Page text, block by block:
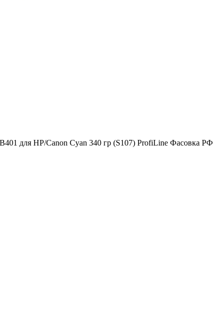
для HP/Canon Cyan 340 гр (S107) ProfiLine Фасовка РФ